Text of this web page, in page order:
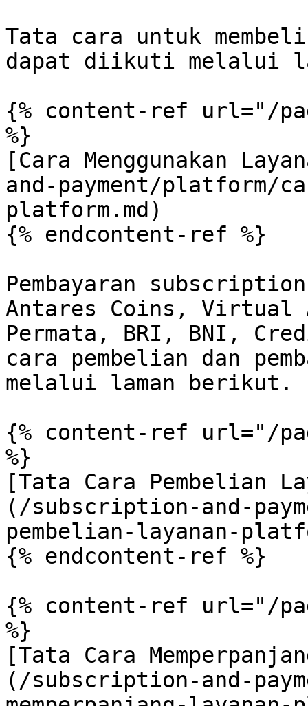
Tata cara untuk membeli
dapat diikuti melalui
{% content-ref url="/
%}
[Cara Menggunakan
and-payment/platform/
platform.md)
{% endcontent-ref %}
Pembayaran
Antares Coins, Virtual
Permata, BRI, BNI,
cara pembelian dan
melalui laman berikut.
{% content-ref url="/
%}
[Tata Cara Pembelian
(/subscription-and-
pembelian-layanan-
{% endcontent-ref %}
{% content-ref url="/
%}
[Tata Cara
(/subscription-and-